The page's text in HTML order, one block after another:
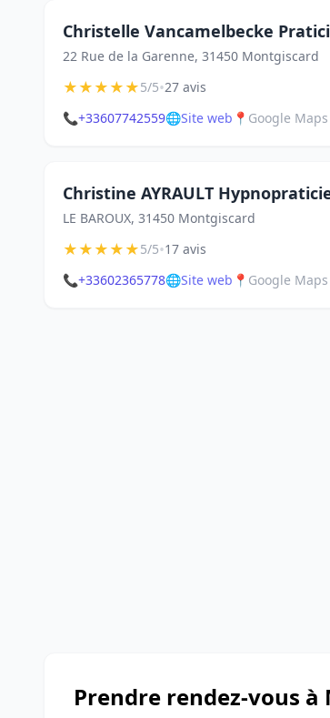
Christelle Vancamelbecke
22 Rue de la Garenne, 31450 Montgiscard
★★★★★5/5•27 avis
📞+33607742559🌐Site web 📍 Google Maps
Christine AYRAULT
LE BAROUX, 31450 Montgiscard
★★★★★5/5•17 avis
📞+33602365778🌐Site web 📍 Google Maps
Prendre rendez-vous